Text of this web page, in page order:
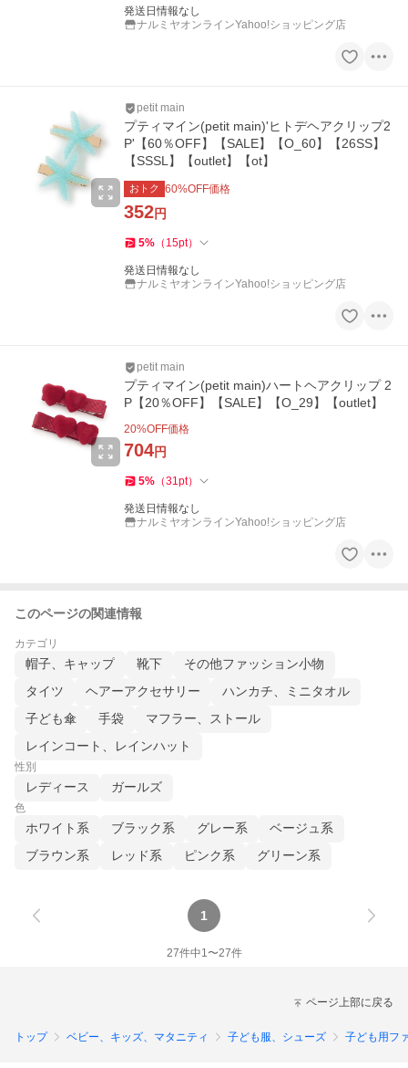
発送日情報なし
ナルミヤオンラインYahoo!ショッピング店
petit main
プティマイン(petit main)'ヒトデヘアクリップ2
P'【60％OFF】【SALE】【O_60】【26SS】
【SSSL】【outlet】【ot】
おトク 60%OFF価格
352円
5% （ 15pt）
発送日情報なし
ナルミヤオンラインYahoo!ショッピング店
petit main
プティマイン(petit main)ハートヘアクリップ 2
P【20％OFF】【SALE】【O_29】【outlet】
20%OFF価格
704円
5% （31pt）
発送日情報なし
ナルミヤオンラインYahoo!ショッピング店
このページの関連情報
カテゴリ
帽子、キャップ 靴下
その他ファッション小物
タイツ
ヘアーアクセサリー
ハンカチ、ミニタオル
子ども傘
手袋
マフラー、ストール
レインコート、レインハット
性別
レディース ガールズ
色
ホワイト系 ブラック系 グレー系
ベージュ系
ブラウン系
レッド系 ピンク系 グリーン系
1
27件中1〜27件
ページ上部に戻る
トップ ベビー、キッズ、マタニティ 子ども服、シューズ 子ども用フ